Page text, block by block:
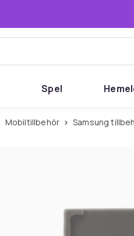
Spel
Mobiltillbehör Samsung